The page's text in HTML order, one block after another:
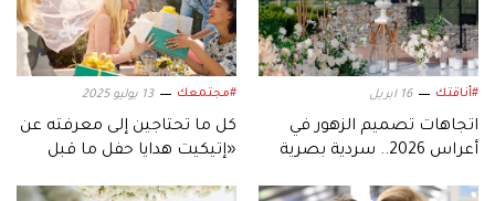
#أناقتك 16 ابريل
اتجاهات تصميم الزهور في
أعراس 2026.. سردية بصرية
#مجتمعك 13 يوليو 2025
كل ما تحتاجين إلى معرفته عن
«إتيكيت هدايا حفل ما قبل